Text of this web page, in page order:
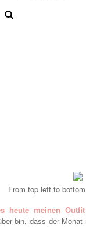
From top left to
heute meinen
bin, dass der